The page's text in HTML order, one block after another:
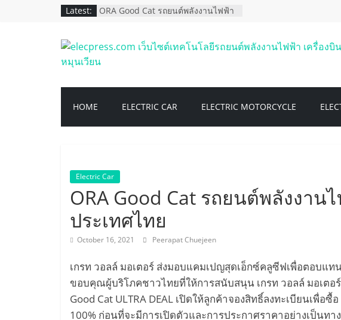
Latest:
ORA Good Cat รถยนต์พลังงานไฟฟ้า
พลังงานอัจฉริยะ ขนทัพรถยนต์ใหม่กว่า
12 รุ่นจาก 5 แบรนด์
แบรนด์ผู้นำด้านนวัตกรรมและ
เอ็มจี แนะนำ NEW MG EP PLUS
elecpress.com
เว็บไซต์
เทคโนโลยี
รถยนต์
พลังงาน
ไฟฟ้า
เครื่อง
บิน
HOME ELECTRIC CAR ELECTRIC MOTORCYCLE
Electric Car
ORA Good Cat รถยนต์พลังงาน
ประเทศไทย
October 16, 2021 Peerapat Chuejeen
เกรท วอลล์ มอเตอร์ ส่งมอบแคมเปญสุดเอ็กซ์คลูซีฟเพื่อตอบแท
ขอบคุณผู้บริโภคชาวไทยที่ให้การสนับสนุน เกรท วอลล์ มอเตอ
Good Cat ULTRA DEAL เปิดให้ลูกค้าจองสิทธิ์ลงทะเบียนเพื่อ
100% ก่อนที่จะมีการเปิดตัวและการประกาศราคาอย่างเป็นท